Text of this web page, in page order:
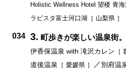
Holistic Wellness Hotel 望楼 青海
ラビスタ富士河口湖［ 山梨県 ］
034 3. 町歩きが楽しい温泉街。
伊香保温泉 with 滝沢カレン ［
道後温泉 ［ 愛媛県 ］ ／別府温